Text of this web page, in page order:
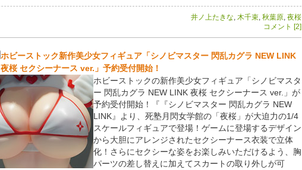
井ノ上たきな, 木千束, 秋葉原, 夜桜
コメント [2]
ホビーストック新作美少女フィギュア「シノビマスター 閃乱カグラ NEW LINK
夜桜 セクシーナース ver.」予約受付開始！
ホビーストックの新作美少女フィギュア「シノビマスタ
ー 閃乱カグラ NEW LINK 夜桜 セクシーナース ver.」が
予約受付開始！『『シノビマスター 閃乱カグラ NEW
LINK』より、死塾月閃女学館の「夜桜」が大迫力の1/4
スケールフィギュアで登場！ゲームに登場するデザイン
から大胆にアレンジされたセクシーナース衣装で立体
化！さらにセクシーな姿をお楽しみいただけるよう、胸
パーツの差し替えに加えてスカートの取り外しが可